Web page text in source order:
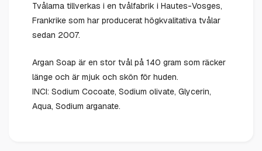
Tvålarna tillverkas i en tvålfabrik i Hautes-Vosges,
Frankrike som har producerat högkvalitativa tvålar
sedan 2007.
Argan Soap är en stor tvål på 140 gram som räcker
länge och är mjuk och skön för huden.
INCI: Sodium Cocoate, Sodium olivate, Glycerin,
Aqua, Sodium arganate.